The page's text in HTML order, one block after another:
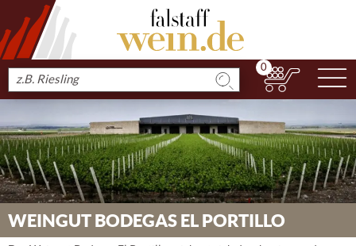
Produkt
suchen
0
WEINGUT BODEGAS EL PORTILLO